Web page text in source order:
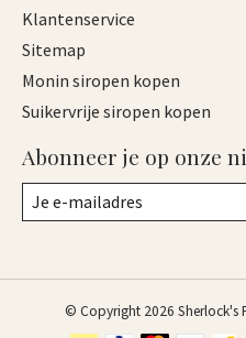
Klantenservice
Sitemap
Monin siropen kopen
Suikervrije siropen kopen
Abonneer je op onze
© Copyright 2026 Sherlock's